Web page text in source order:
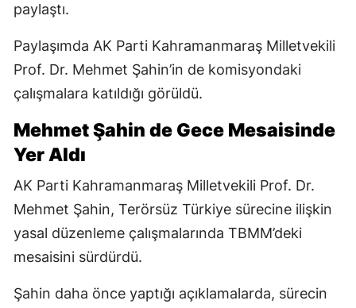
paylaştı.
Paylaşımda AK Parti Kahramanmaraş Milletvekili
Prof. Dr. Mehmet Şahin’in de komisyondaki
çalışmalara katıldığı görüldü.
Mehmet Şahin de Gece Mesaisinde
Yer Aldı
AK Parti Kahramanmaraş Milletvekili Prof. Dr.
Mehmet Şahin, Terörsüz Türkiye sürecine ilişkin
yasal düzenleme çalışmalarında TBMM’deki
mesaisini sürdürdü.
Şahin daha önce yaptığı açıklamalarda, sürecin